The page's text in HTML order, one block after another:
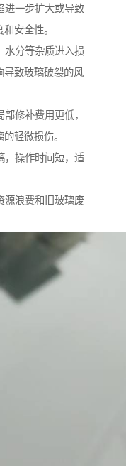
进一步扩大或导致
安全性。
水分等杂质进入损
导致玻璃破裂的风
修补费用更低，
轻微损伤。
，操作时间短，适
源浪费和旧玻璃废